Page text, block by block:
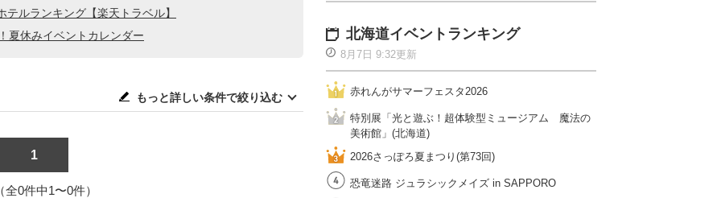
ルランキング【楽天トラベル】
夏休みイベントカレンダー
もっと詳しい条件で絞り込む
1
全0件中1〜0件）
北海道イベントランキング
8月7日 9:32更新
赤れんがサマーフェスタ2026
特別展「光と遊ぶ！超体験型ミュージアム 魔法の
美術館」(北海道)
2026さっぽろ夏まつり(第73回)
恐竜迷路 ジュラシックメイズ in SAPPORO